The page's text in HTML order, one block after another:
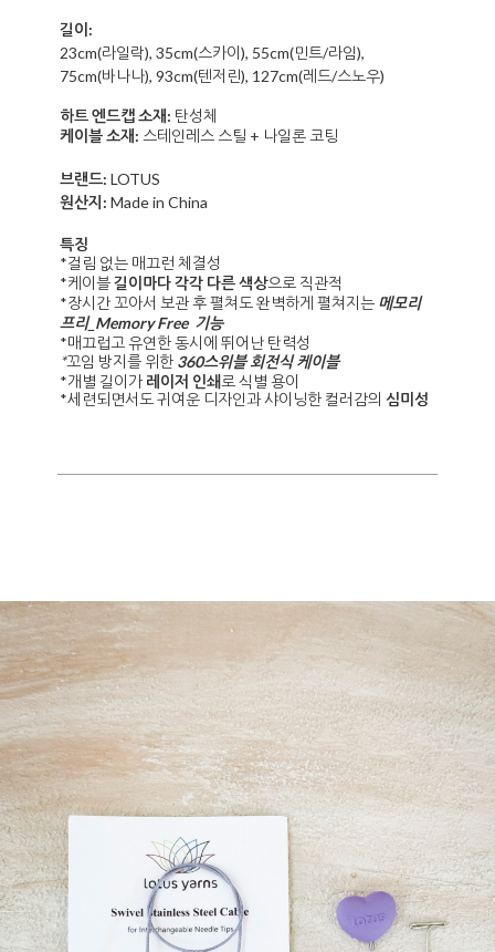
길이:
23cm(라일락), 35cm(스카이), 55cm(민트/라임),
75cm(바나나), 93cm(텐저린), 127cm(레드/스노우)
하트 엔드캡 소재: 탄성체
케이블 소재: 스테인레스 스틸 + 나일론 코팅
브랜드: LOTUS
원산지: Made in China
특징
*걸림 없는 매끄런 체결성
*케이블길이마다 각각 다른 색상으로 직관적
*장시간 꼬아서 보관 후 펼쳐도 완벽하게 펼쳐지는 메모리
프리_Memory Free 기능
*매끄럽고 유연한 동시에 뛰어난 탄력성
*꼬임 방지를 위한 360스위블 회전식 케이블
*개별 길이가 레이저 인쇄로 식별 용이
*세련되면서도 귀여운 디자인과 샤이닝한 컬러감의 심미성